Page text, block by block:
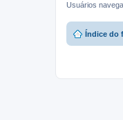
Usuários
Índice do